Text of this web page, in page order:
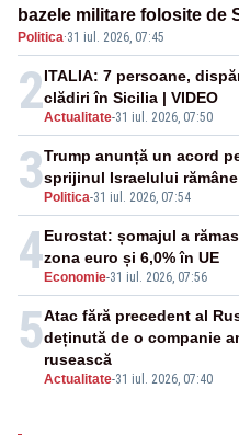
bazele militare folosite de
Politica·31 iul. 2026, 07:45
2Actualitate-31 iul. 2026, 07:50
ITALIA: 7 persoane,
clădiri în Sicilia | VIDEO
3 Politica-31 iul. 2026, 07:54
Trump anunță un acord
sprijinul Israelului
4 Economie-31 iul. 2026, 07:56
Eurostat: șomajul a
zona euro și 6,0% în UE
5
Actualitate-31 iul. 2026, 07:40
Atac fără precedent al
deținută de o companie
rusească